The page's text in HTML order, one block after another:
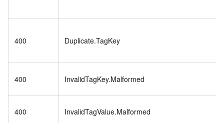
400 Duplicate.TagKey
400 InvalidTagKey.Malformed
400 InvalidTagValue.Malformed